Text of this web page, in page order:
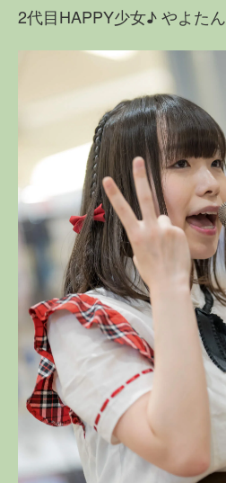
2代目HAPPY少女♪ やよた